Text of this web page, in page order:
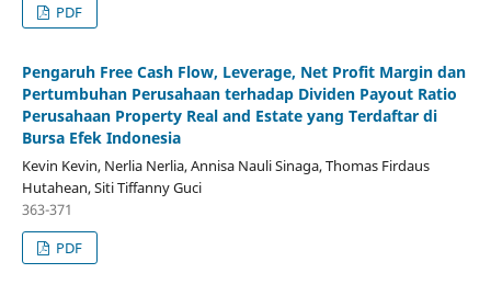
PDF
Pengaruh Free Cash Flow, Leverage, Net Profit Margin dan
Pertumbuhan Perusahaan terhadap Dividen Payout Ratio
Perusahaan Property Real and Estate yang Terdaftar di
Bursa Efek Indonesia
Kevin Kevin, Nerlia Nerlia, Annisa Nauli Sinaga, Thomas Firdaus
Hutahean, Siti Tiffanny Guci
363-371
PDF